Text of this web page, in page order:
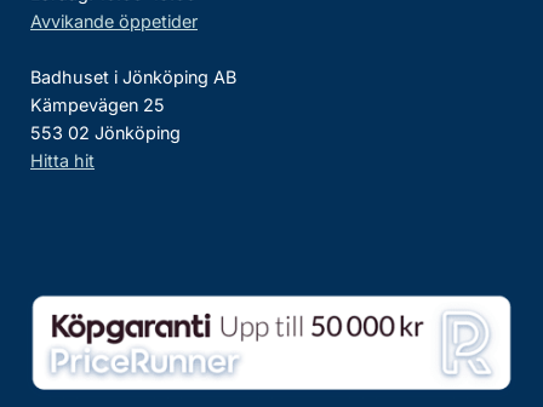
Avvikande öppetider
Badhuset i Jönköping AB
Kämpevägen 25
553 02 Jönköping
Hitta hit